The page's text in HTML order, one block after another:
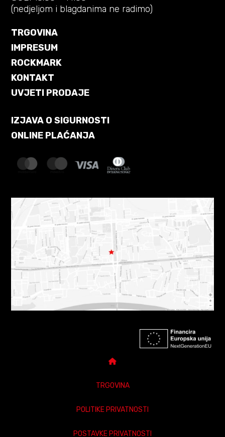
(nedjeljom i blagdanima ne radimo)
TRGOVINA
IMPRESUM
ROCKMARK
KONTAKT
UVJETI PRODAJE
IZJAVA O SIGURNOSTI
ONLINE PLAĆANJA
TRGOVINA
POLITIKE PRIVATNOSTI
POSTAVKE PRIVATNOSTI